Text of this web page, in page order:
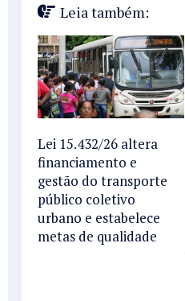
Leia também:
Lei 15.432/26 altera
financiamento e
gestão do transporte
público coletivo
urbano e estabelece
metas de qualidade